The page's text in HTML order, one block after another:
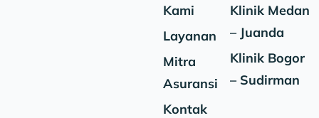
Kami
Layanan
Mitra
Asuransi
Kontak
Klinik Medan
– Juanda
Klinik Bogor
– Sudirman